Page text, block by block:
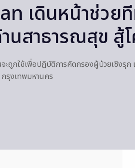
เดินหน้าช่ว
นสาธารณสุข สู้
ถูกใช้เพื่อปฏิบัติการคัดกรองผู้ป่วยเชิงรุก
รุงเทพมหานคร